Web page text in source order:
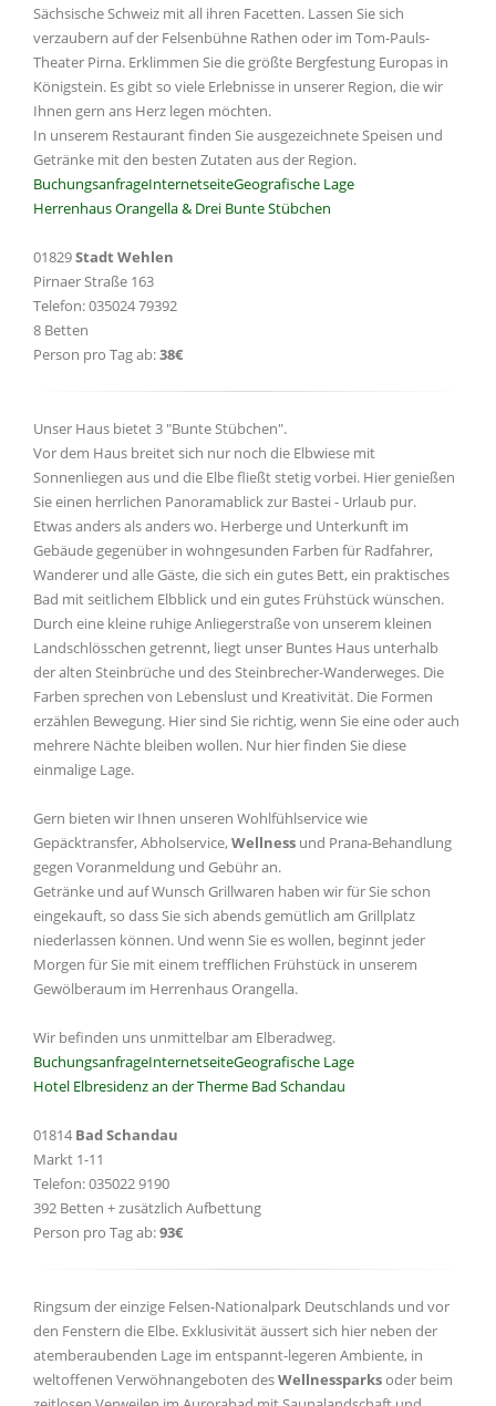
Sächsische Schweiz mit all ihren Facetten. Lassen Sie sich
verzaubern auf der Felsenbühne Rathen oder im Tom-Pauls-
Theater Pirna. Erklimmen Sie die größte Bergfestung Europas in
Königstein. Es gibt so viele Erlebnisse in unserer Region, die wir
Ihnen gern ans Herz legen möchten.
In unserem Restaurant finden Sie ausgezeichnete Speisen und
Getränke mit den besten Zutaten aus der Region.
BuchungsanfrageInternetseiteGeografische Lage
Herrenhaus Orangella & Drei Bunte Stübchen
01829Stadt Wehlen
Pirnaer Straße 163
Telefon: 035024 79392
8 Betten
Person pro Tag ab:38€
Unser Haus bietet 3 "Bunte Stübchen".
Vor dem Haus breitet sich nur noch die Elbwiese mit
Sonnenliegen aus und die Elbe fließt stetig vorbei. Hier genießen
Sie einen herrlichen Panoramablick zur Bastei - Urlaub pur.
Etwas anders als anders wo. Herberge und Unterkunft im
Gebäude gegenüber in wohngesunden Farben für Radfahrer,
Wanderer und alle Gäste, die sich ein gutes Bett, ein praktisches
Bad mit seitlichem Elbblick und ein gutes Frühstück wünschen.
Durch eine kleine ruhige Anliegerstraße von unserem kleinen
Landschlösschen getrennt, liegt unser Buntes Haus unterhalb
der alten Steinbrüche und des Steinbrecher-Wanderweges. Die
Farben sprechen von Lebenslust und Kreativität. Die Formen
erzählen Bewegung. Hier sind Sie richtig, wenn Sie eine oder auch
mehrere Nächte bleiben wollen. Nur hier finden Sie diese
einmalige Lage.
Gern bieten wir Ihnen unseren Wohlfühlservice wie
Gepäcktransfer, Abholservice,Wellness und Prana-Behandlung
gegen Voranmeldung und Gebühr an.
Getränke und auf Wunsch Grillwaren haben wir für Sie schon
eingekauft, so dass Sie sich abends gemütlich am Grillplatz
niederlassen können. Und wenn Sie es wollen, beginnt jeder
Morgen für Sie mit einem trefflichen Frühstück in unserem
Gewölberaum im Herrenhaus Orangella.
Wir befinden uns unmittelbar am Elberadweg.
BuchungsanfrageInternetseiteGeografische Lage
Hotel Elbresidenz an der Therme Bad Schandau
01814 Bad Schandau
Markt 1-11
Telefon: 035022 9190
392 Betten + zusätzlich Aufbettung
Person pro Tag ab:93€
Ringsum der einzige Felsen-Nationalpark Deutschlands und vor
den Fenstern die Elbe. Exklusivität äussert sich hier neben der
atemberaubenden Lage im entspannt-legeren Ambiente, in
weltoffenen Verwöhnangeboten desWellnessparksoder beim